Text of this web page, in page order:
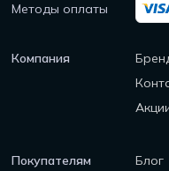
Методы оплаты
Компания
Покупателям
Блог